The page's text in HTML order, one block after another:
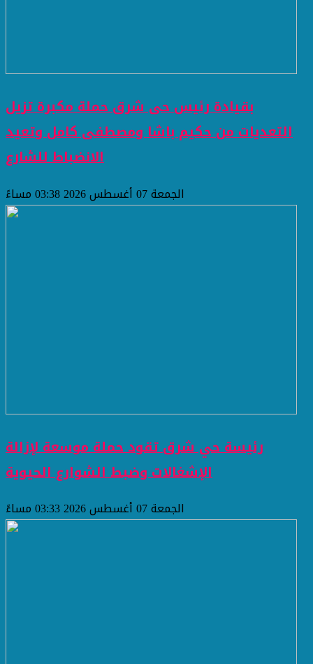
بقيادة رئيس حى شرق حملة مكبرة تزيل
التعديات من حكيم باشا ومصطفى كامل وتعيد
الانضباط للشارع
الجمعة 07 أغسطس 2026 03:38 مساءً
رئيسة حي شرق تقود حملة موسعة لإزالة
الإشغالات وضبط الشوارع الحيوية
الجمعة 07 أغسطس 2026 03:33 مساءً